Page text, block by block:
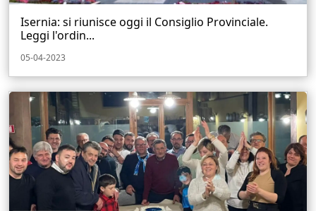
Isernia: si riunisce oggi il Consiglio Provinciale.
Leggi l'ordin...
05-04-2023